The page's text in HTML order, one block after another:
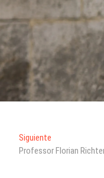
Siguiente
siguiente:
Professor Florian